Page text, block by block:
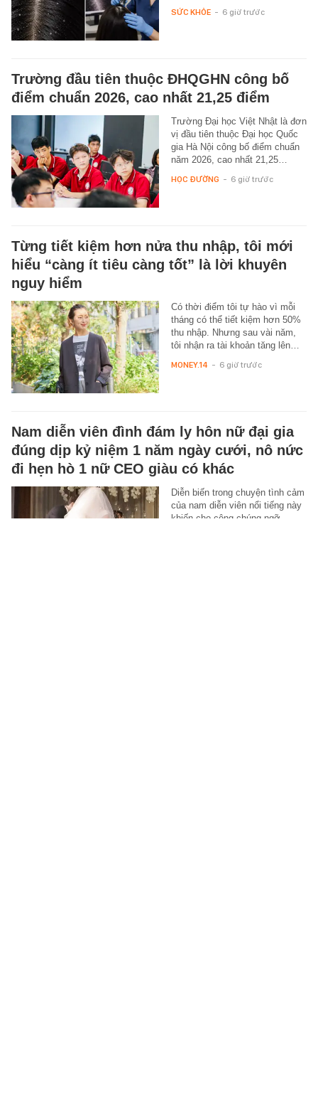
SỨC KHỎE - 6 giờ trước
Trường đầu tiên thuộc ĐHQGHN công bố
điểm chuẩn 2026, cao nhất 21,25 điểm
Trường Đại học Việt Nhật là đơn
vị đầu tiên thuộc Đại học Quốc
gia Hà Nội công bố điểm chuẩn
năm 2026, cao nhất 21,25…
HỌC ĐƯỜNG - 6 giờ trước
Từng tiết kiệm hơn nửa thu nhập, tôi mới
hiểu “càng ít tiêu càng tốt” là lời khuyên
nguy hiểm
Có thời điểm tôi tự hào vì mỗi
tháng có thể tiết kiệm hơn 50%
thu nhập. Nhưng sau vài năm,
tôi nhận ra tài khoản tăng lên…
MONEY.14 - 6 giờ trước
Nam diễn viên đình đám ly hôn nữ đại gia
đúng dịp kỷ niệm 1 năm ngày cưới, nô nức
đi hẹn hò 1 nữ CEO giàu có khác
Diễn biến trong chuyện tình cảm
của nam diễn viên nổi tiếng này
khiến cho công chúng ngỡ